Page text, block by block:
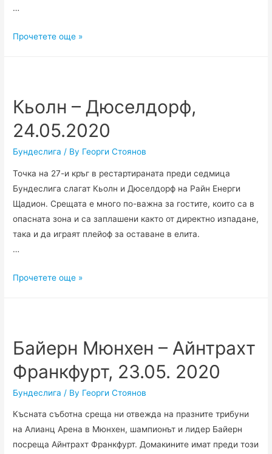
…
Майнц
Прочетете още »
Кьолн – Дюселдорф,
24.05.2020
Бундеслига / By Георги Стоянов
Точка на 27-и кръг в рестартираната преди седмица
Бундеслига слагат Кьолн и Дюселдорф на Райн Енерги
Щадион. Срещата е много по-важна за гостите, които са в
опасната зона и са заплашени както от директно изпадане,
така и да играят плейоф за оставане в елита.
…
Кьолн
Прочетете още »
Байерн Мюнхен – Айнтрахт
Франкфурт, 23.05. 2020
Бундеслига / By Георги Стоянов
Късната съботна среща ни отвежда на празните трибуни
на Алианц Арена в Мюнхен, шампионът и лидер Байерн
посреща Айнтрахт Франкфурт. Домакините имат преди този